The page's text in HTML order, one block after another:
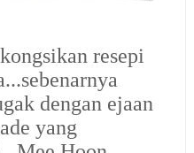
resepi
dengan ejaan
yang